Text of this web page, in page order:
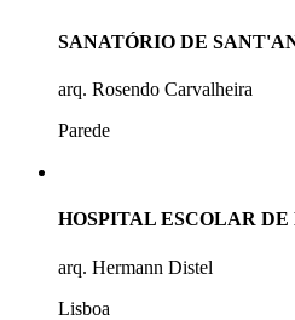
SANATÓRIO DE
arq. Rosendo Carvalheira
Parede
HOSPITAL ESCOLAR DE
arq. Hermann Distel
Lisboa